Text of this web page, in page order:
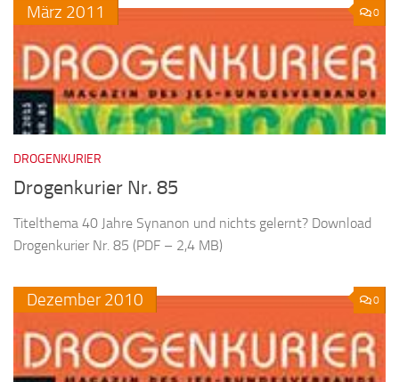
0
März 2011
DROGENKURIER
Drogenkurier Nr. 85
Titelthema 40 Jahre Synanon und nichts gelernt? Download
Drogenkurier Nr. 85 (PDF – 2,4 MB)
0
Dezember 2010